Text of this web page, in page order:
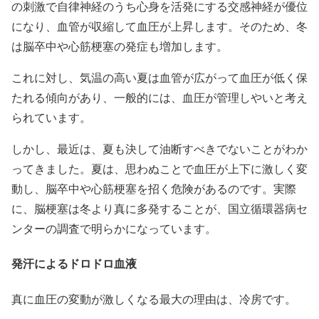
の刺激で自律神経のうち心身を活発にする交感神経が優位
になり、血管が収縮して血圧が上昇します。そのため、冬
は脳卒中や心筋梗塞の発症も増加します。
これに対し、気温の高い夏は血管が広がって血圧が低く保
たれる傾向があり、一般的には、血圧が管理しやいと考え
られています。
しかし、最近は、夏も決して油断すべきでないことがわか
ってきました。夏は、思わぬことで血圧が上下に激しく変
動し、脳卒中や心筋梗塞を招く危険があるのです。実際
に、脳梗塞は冬より真に多発することが、国立循環器病セ
ンターの調査で明らかになっています。
発汗によるドロドロ血液
真に血圧の変動が激しくなる最大の理由は、冷房です。